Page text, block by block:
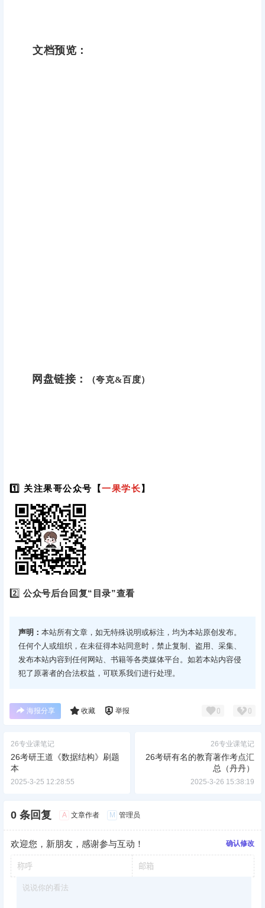
文档预览：
网盘链接： （夸克&百度）
1️⃣ 关注果哥公众号【一果学长】
2️⃣公众号后台回复“目录”查看
声明： 本站所有文章，如无特殊说明或标注，均为本站原创发布。
任何个人或组织，在未征得本站同意时，禁止复制、盗用、采集、
发布本站内容到任何网站、书籍等各类媒体平台。如若本站内容侵
犯了原著者的合法权益，可联系我们进行处理。
海报分享 收藏 举报 0 0
26专业课笔记
26考研王道《数据结构》刷题
本
2025-3-25 12:28:55
26专业课笔记
26考研有名的教育著作考点汇
总（丹丹）
2025-3-26 15:38:19
0 条回复 A 文章作者 M 管理员
欢迎您，新朋友，感谢参与互动！ 确认修改